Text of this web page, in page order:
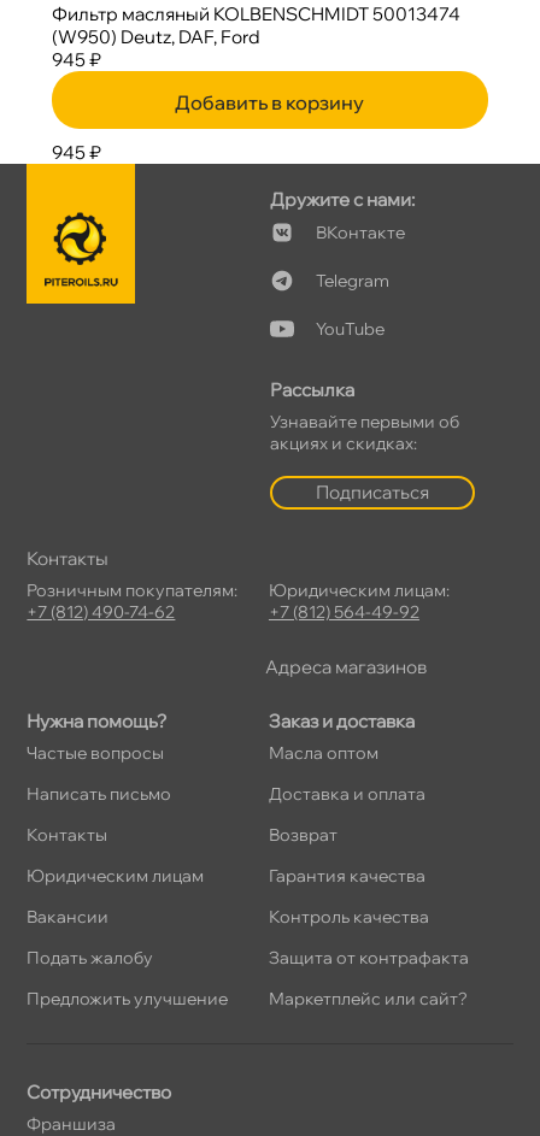
Фильтр масляный KOLBENSCHMIDT 50013474
(W950) Deutz, DAF, Ford
945 ₽
Добавить в корзину
945 ₽
Нужна помощь?
Частые вопросы
Написать письмо
Контакты
Юридическим лицам
акансии
Подать жалобу
Предложить улучшение
Заказ и доставка
Масла оптом
Доставка и оплата
озврат
Гарантия качества
Контроль качества
Защита от контрафакта
Маркетплейс или сайт?
Дружите с нами:
Контакте
Telegram
YouTube
Рассылка
Узнавайте первыми о
акциях и скидках:
Подписаться
Сотрудничество
Франшиза
Контакты
Розничным покупателям:
+7 (812) 490-74-62
Юридическим лицам:
+7 (812) 564-49-92
Адреса магазино